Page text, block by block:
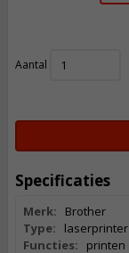
Aantal
Specificaties
Merk:
Brother
Type:
laserprinter
Functies:
printen